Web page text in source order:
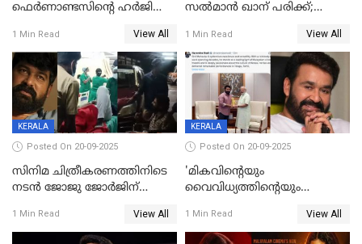
ഫെര്‍ണാണ്ടസിന്റെ ഹര്‍ജി
1 Min Read View All
സൽമാൻ ഖാന് പരിക്ക്;
മുംബൈയിലേക്ക് മടങ്ങി
1 Min Read View All
KERALA
Posted On 20-09-2025
സിനിമ ചിത്രീകരണത്തിനിടെ
നടൻ ജോജു ജോർജിന്
പറമ്പോലും ഈ സമയം
ജീപ്പിൽ
1 Min Read View All
KERALA
Posted On 20-09-2025
'മികവിന്റെയും
വൈവിധ്യത്തിന്റെയും
അഭിനന്ദിച്ച് പ്രധാനമന്ത്രി
1 Min Read View All